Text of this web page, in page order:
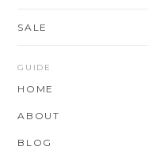
SALE
GUIDE
HOME
ABOUT
BLOG